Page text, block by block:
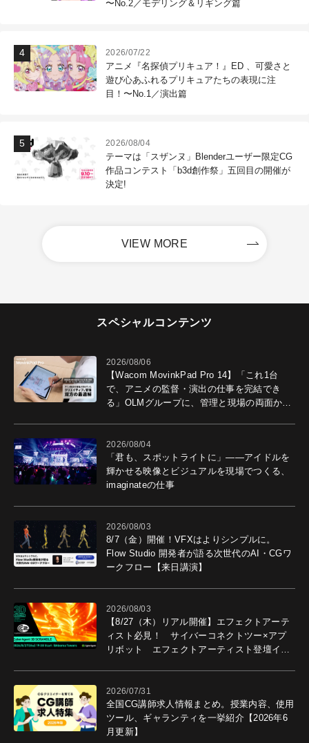
〜No.2／モデリング＆リギング篇
2026/07/22
アニメ『名探偵プリキュア！』ED 、可愛さと
遊び心あふれるプリキュアたちの表現に注
目！〜No.1／演出篇
2026/08/04
テーマは「スザンヌ」Blenderユーザー限定CG
作品コンテスト「b3d創作祭」五回目の開催が
決定!
VIEW MORE
スペシャルコンテンツ
2026/08/06
【Wacom MovinkPad Pro 14】「これ1台
で、アニメの監督・演出の仕事を完結でき
る」OLMグループに、管理と現場の両面から
2026/08/04
「君も、スポットライトに」――アイドルを
輝かせる映像とビジュアルを現場でつくる、
imaginateの仕事
2026/08/03
8/7（金）開催！VFXはよりシンプルに。
Flow Studio 開発者が語る次世代のAI・CGワ
ークフロー【来日講演】
2026/08/03
【8/27（木）リアル開催】エフェクトアーテ
ィスト必見！ サイバーコネクトツー×アプ
リボット エフェクトアーティスト登壇イベ
2026/07/31
全国CG講師求人情報まとめ。授業内容、使用
ツール、ギャランティを一挙紹介【2026年6
月更新】